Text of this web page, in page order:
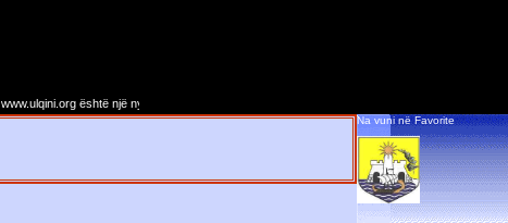
www.ulqini.org është një nyje informative. Qëllimi i saj është të paraqes Ulqinin në hapsirën e
Na vuni në Favorite